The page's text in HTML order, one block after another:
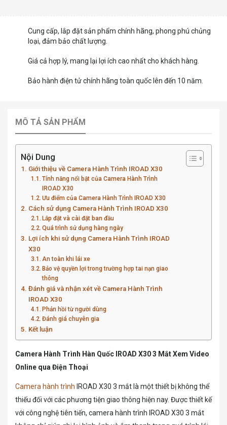
Cung cấp, lắp đặt sản phẩm chính hãng, phong phú chủng
loại, đảm bảo chất lượng.
Giá cả hợp lý, mang lại lợi ích cao nhất cho khách hàng.
Bảo hành điện tử chính hãng toàn quốc lên đến 10 năm.
MÔ TẢ SẢN PHẨM
Nội Dung
Giới thiệu về Camera Hành Trình IROAD X30
Tính năng nổi bật của Camera Hành Trình
IROAD X30
Ưu điểm của Camera Hành Trình IROAD X30
Cách sử dụng Camera Hành Trình IROAD X30
Lắp đặt và cài đặt ban đầu
Quá trình sử dụng hàng ngày
Lợi ích khi sử dụng Camera Hành Trình IROAD
X30
An toàn khi lái xe
Bảo vệ quyền lợi trong trường hợp tai nạn giao
thông
Đánh giá và nhận xét về Camera Hành Trình
IROAD X30
Phản hồi từ người dùng
Đánh giá chuyên gia
Kết luận
Camera Hành Trình Hàn Quốc IROAD X30 3 Mắt Xem Video
Online qua Điện Thoại
Camera hành trình IROAD X30 3 mắt là một thiết bị không thể
thiếu đối với các phương tiện giao thông hiện nay. Được thiết kế
với công nghệ tiên tiến, camera hành trình IROAD X30 3 mắt